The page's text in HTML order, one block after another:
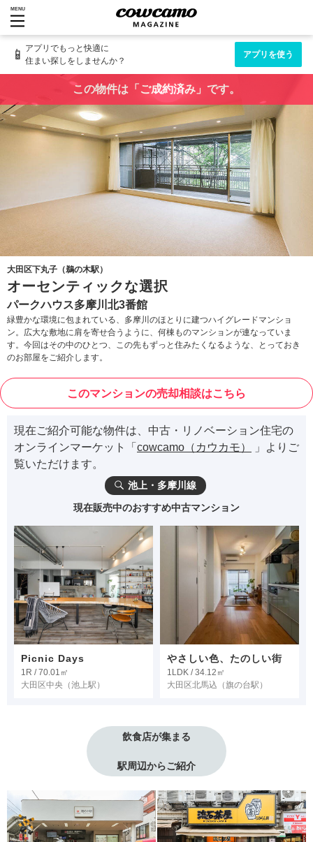
MENU
📱 アプリでもっと快適に
住まい探しをしませんか？
アプリを使う
この物件は「ご成約済み」です。
大田区下丸子（鵜の木駅）
オーセンティックな選択
パークハウス多摩川北3番館
緑豊かな環境に包まれている、多摩川のほとりに建つハイグレードマンショ
ン。広大な敷地に肩を寄せ合うように、何棟ものマンションが連なっていま
す。今回はその中のひとつ、この先もずっと住みたくなるような、とっておき
のお部屋をご紹介します。
このマンションの売却相談はこちら
現在ご紹介可能な物件は、中古・リノベーション住宅の
オンラインマーケット「 cowcamo（カウカモ）
」よりご
覧いただけます。
池上・多摩川線
現在販売中のおすすめ中古マンション
Picnic Days
1R / 70.01㎡
大田区中央 （池上駅）
やさしい色、たのしい街
1LDK / 34.12㎡
大田区北馬込 （旗の台駅）
飲食店が集まる
駅周辺からご紹介